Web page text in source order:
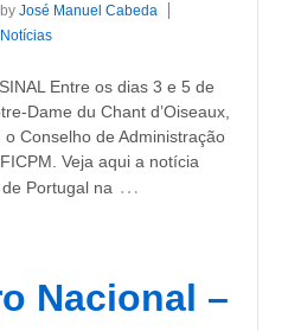
by José Manuel Cabeda
Notícias
Entre os dias 3 e 5 de
Dame du Chant d’Oiseaux,
Conselho de Administração
Veja aqui a notícia
Portugal na …
Nacional –